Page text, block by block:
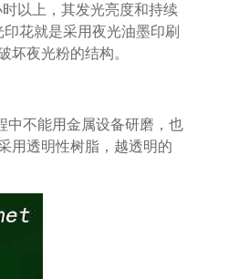
以上，其发光亮度和持续
花就是采用夜光油墨印刷
坏夜光粉的结构。
中不能用金属设备研磨，也
用透明性树脂，越透明的